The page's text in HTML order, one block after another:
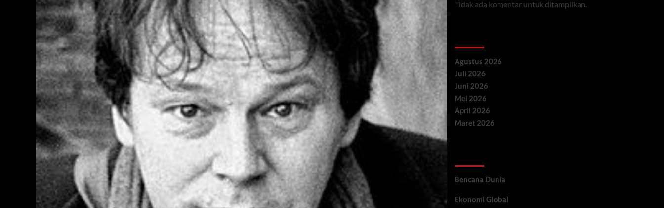
Tidak ada komentar untuk ditampilkan.
Agustus 2026
Juli 2026
Juni 2026
Mei 2026
April 2026
Maret 2026
Bencana Dunia
Ekonomi Global